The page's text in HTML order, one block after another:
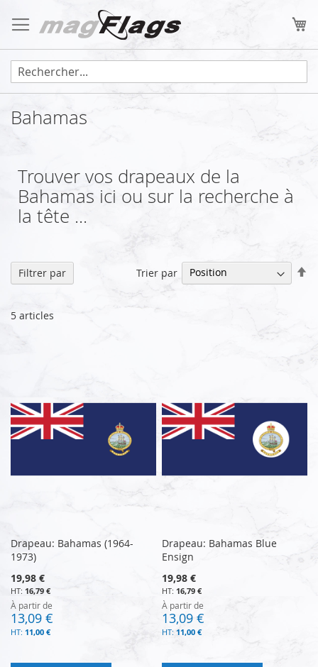
au
contenu
Bahamas
Trouver vos drapeaux de la
Bahamas ici ou sur la recherche à
la tête ...
5 articles
Trier par
Drapeau: Bahamas (1964-
1973)
19,98 €
16,79 €
À partir de
13,09 €
11,00 €
Drapeau: Bahamas Blue
Ensign
19,98 €
16,79 €
À partir de
13,09 €
11,00 €
Filtrer par